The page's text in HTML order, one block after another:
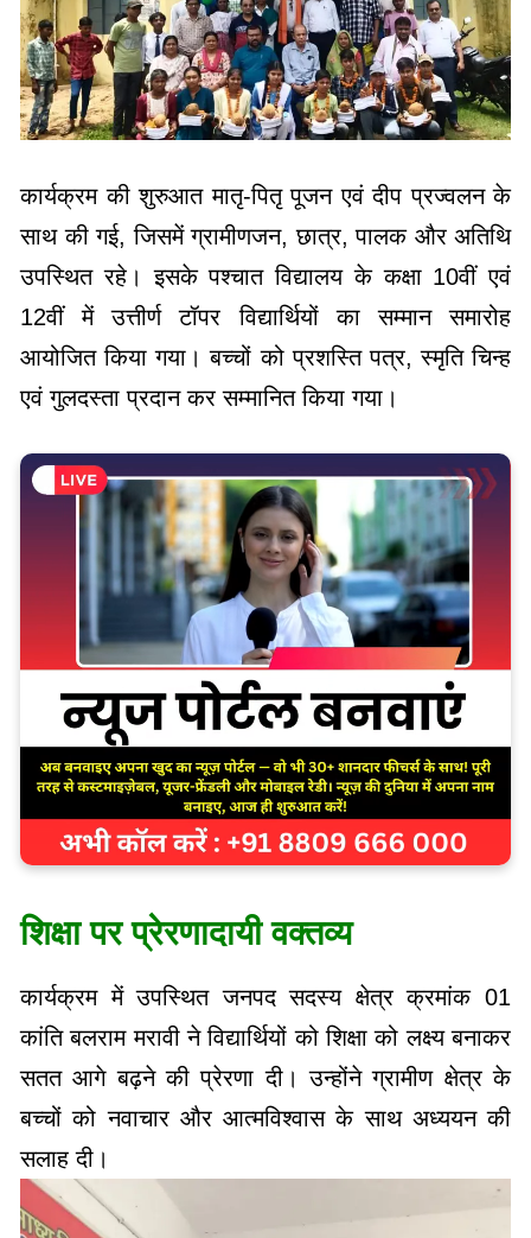
कार्यक्रम की शुरुआत मातृ-पितृ पूजन एवं दीप प्रज्वलन के
साथ की गई, जिसमें ग्रामीणजन, छात्र, पालक और अतिथि
उपस्थित रहे। इसके पश्चात विद्यालय के कक्षा 10वीं एवं
12वीं में उत्तीर्ण टॉपर विद्यार्थियों का सम्मान समारोह
आयोजित किया गया। बच्चों को प्रशस्ति पत्र, स्मृति चिन्ह
एवं गुलदस्ता प्रदान कर सम्मानित किया गया।
शिक्षा पर प्रेरणादायी वक्तव्य
कार्यक्रम में उपस्थित जनपद सदस्य क्षेत्र क्रमांक 01
कांति बलराम मरावी ने विद्यार्थियों को शिक्षा को लक्ष्य बनाकर
सतत आगे बढ़ने की प्रेरणा दी। उन्होंने ग्रामीण क्षेत्र के
बच्चों को नवाचार और आत्मविश्वास के साथ अध्ययन की
सलाह दी।